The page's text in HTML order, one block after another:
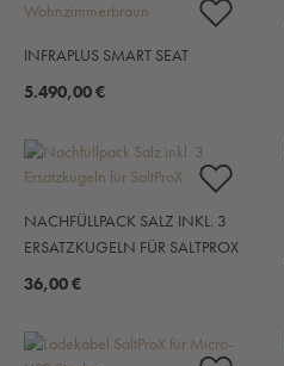
INFRAPLUS SMART SEAT
5.490,00 €
NACHFÜLLPACK SALZ INKL. 3
ERSATZKUGELN FÜR SALTPROX
36,00 €